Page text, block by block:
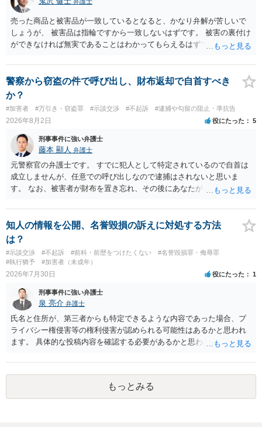
売った商品と被害品が一致しているとなると、かなり弁解が苦しいで
しょうが、 被害品は指輪ですから一致しないはずです。 被害の裏付け
ができなければ無実であることはわかってもらえるはずです。
警察から窃盗の件で呼び出し、財布返却で自首すべき
か？
#加害者 #万引き・窃盗罪 #示談交渉 #不起訴 #逮捕や勾留の阻止・準抗告
2026年8月2日 役にたった 5
刑事事件に強い弁護士
藤本 顯人 弁護士
元警察官の弁護士です。 すでに犯人として特定されているので自首は
成立しませんが、任意での呼び出しなので逮捕はされないと思いま
す。 なお、被害者が財布を置き忘れ、その後にあなたがトイレに入
と言い逃れはかなり厳しいものと思います。
知人の情報を公開、名誉毀損の訴えに対処する方法
は？
#示談交渉 #不起訴 #前科・前歴をつけたくない
#名誉毀損罪・侮辱罪
#執行猶予
#加害者（未成年）
2026年7月30日 役にたった 1
刑事事件に強い弁護士
泉 亮介 弁護士
氏名と住所が、第三者からも特定できるような内容であった場合、プ
ライバシー権侵害等の権利侵害が認められる可能性はあるかと思われ
ます。 具体的な投稿内容を確認する必要があるかと思われますので、
でしょう。
もっとみる